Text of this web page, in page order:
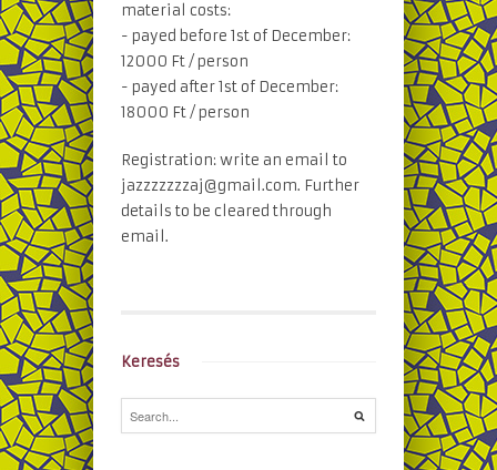
material costs:
- payed before 1st of December:
12000 Ft / person
- payed after 1st of December:
18000 Ft / person
Registration: write an email to
jazzzzzzzaj@gmail.com. Further
details to be cleared through
email.
Keresés